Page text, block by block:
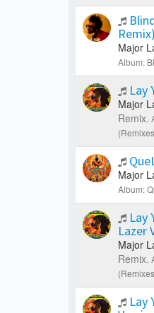
Remix)
Major
Album:
Lay
Major
Remix.
Major
Album:
Lay
Lazer
Major
Remix.
Lay